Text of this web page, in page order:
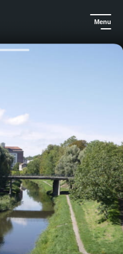
Menu
Geführte Tour - Industriekultur Kanal - Rives de Meurthe